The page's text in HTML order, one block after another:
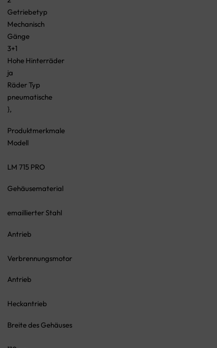
Getriebetyp
Mechanisch
Gänge
3+1
Hohe Hinterräder
ja
Räder Typ
pneumatische
},
Produktmerkmale
Modell
LM 715 PRO
Gehäusematerial
emaillierter Stahl
Antrieb
Verbrennungsmotor
Antrieb
Heckantrieb
Breite des Gehäuses